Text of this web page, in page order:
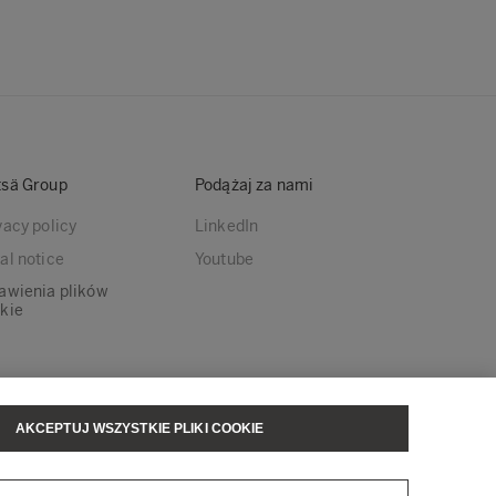
Group
policy
notice
plików
Podążaj za nami
LinkedIn
Youtube
AKCEPTUJ WSZYSTKIE PLIKI COOKIE